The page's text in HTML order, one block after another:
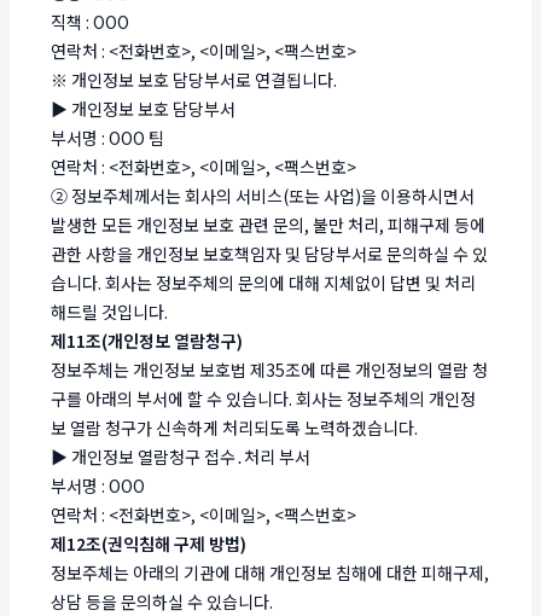
직책 : OOO
연락처 : <전화번호>, <이메일>, <팩스번호>
※ 개인정보 보호 담당부서로 연결됩니다.
▶ 개인정보 보호 담당부서
부서명 : OOO 팀
연락처 : <전화번호>, <이메일>, <팩스번호>
② 정보주체께서는 회사의 서비스(또는 사업)을 이용하시면서
발생한 모든 개인정보 보호 관련 문의, 불만 처리, 피해구제 등에
관한 사항을 개인정보 보호책임자 및 담당부서로 문의하실 수 있
습니다. 회사는 정보주체의 문의에 대해 지체없이 답변 및 처리
해드릴 것입니다.
제11조(개인정보 열람청구)
정보주체는 개인정보 보호법 제35조에 따른 개인정보의 열람 청
구를 아래의 부서에 할 수 있습니다. 회사는 정보주체의 개인정
보 열람 청구가 신속하게 처리되도록 노력하겠습니다.
▶ 개인정보 열람청구 접수․처리 부서
부서명 : OOO
연락처 : <전화번호>, <이메일>, <팩스번호>
제12조(권익침해 구제 방법)
정보주체는 아래의 기관에 대해 개인정보 침해에 대한 피해구제,
상담 등을 문의하실 수 있습니다.